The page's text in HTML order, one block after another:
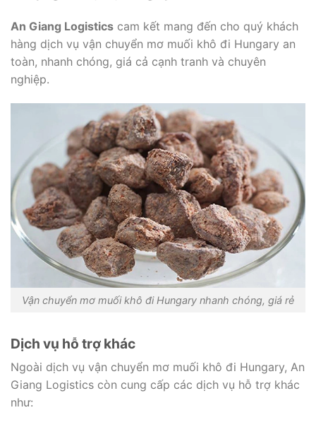
An Giang Logistics cam kết mang đến cho quý khách
hàng dịch vụ vận chuyển mơ muối khô đi Hungary an
toàn, nhanh chóng, giá cả cạnh tranh và chuyên
nghiệp.
Vận chuyển mơ muối khô đi Hungary nhanh chóng, giá rẻ
Dịch vụ hỗ trợ khác
Ngoài dịch vụ vận chuyển mơ muối khô đi Hungary, An
Giang Logistics còn cung cấp các dịch vụ hỗ trợ khác
như: